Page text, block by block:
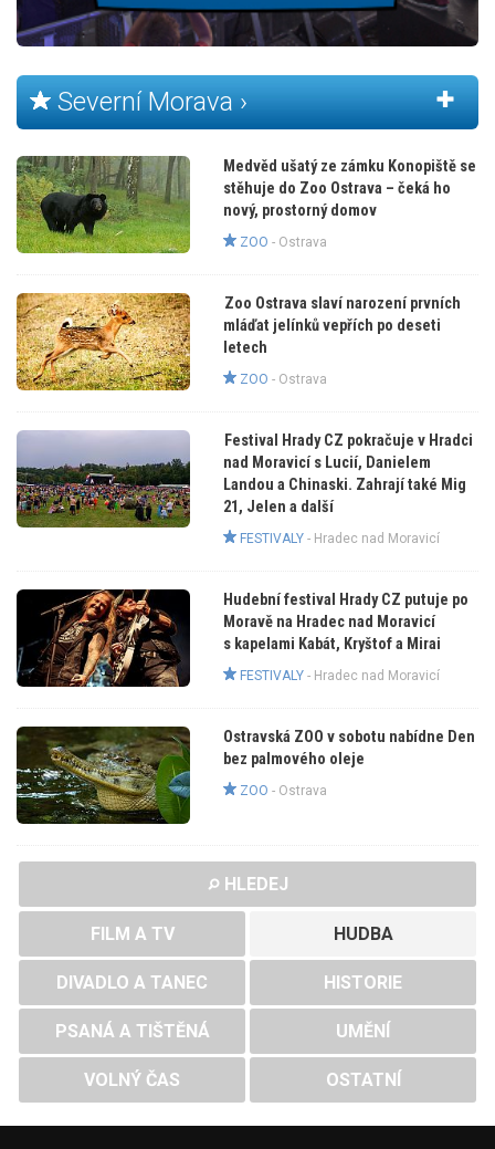
Severní Morava ›
Medvěd ušatý ze zámku Konopiště se
stěhuje do Zoo Ostrava – čeká ho
nový, prostorný domov
ZOO - Ostrava
Zoo Ostrava slaví narození prvních
mláďat jelínků vepřích po deseti
letech
ZOO - Ostrava
Festival Hrady CZ pokračuje v Hradci
nad Moravicí s Lucií, Danielem
Landou a Chinaski. Zahrají také Mig
21, Jelen a další
FESTIVALY- Hradec nad Moravicí
Hudební festival Hrady CZ putuje po
Moravě na Hradec nad Moravicí
s kapelami Kabát, Kryštof a Mirai
FESTIVALY- Hradec nad Moravicí
Ostravská ZOO v sobotu nabídne Den
bez palmového oleje
ZOO - Ostrava
HLEDEJ
FILM A TV HUDBA
DIVADLO A TANEC HISTORIE
PSANÁ A TIŠTĚNÁ UMĚNÍ
VOLNÝ ČAS OSTATNÍ